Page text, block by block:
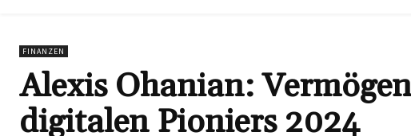
FINANZEN
Alexis Ohanian:
digitalen Pioniers 2024